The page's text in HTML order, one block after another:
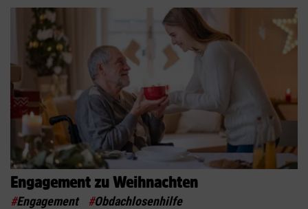
Engagement zu Weihnachten
#Engagement #Obdachlosenhilfe